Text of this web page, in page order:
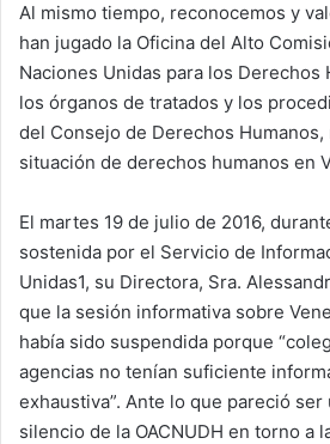
Al mismo tiempo, reconocemos y
han jugado la Oficina del Alto
Naciones Unidas para los Derechos
los órganos de tratados y los
del Consejo de Derechos
situación de derechos humanos en
El martes 19 de julio de 2016,
sostenida por el Servicio de
Unidas1, su Directora, Sra.
que la sesión informativa sobre
había sido suspendida porque
agencias no tenían suficiente
exhaustiva”. Ante lo que pareció
silencio de la OACNUDH en torno a